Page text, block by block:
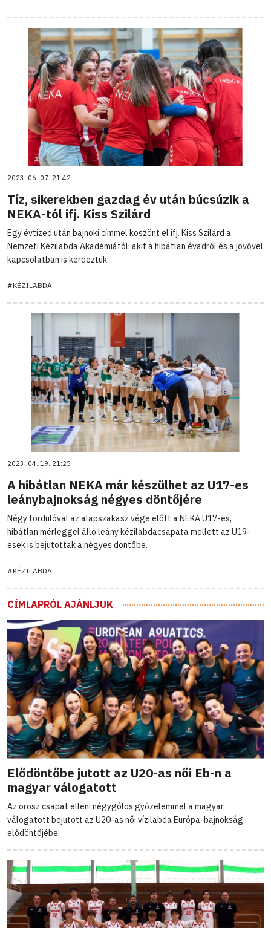
2023. 06. 07. 21:42
Tíz, sikerekben gazdag év után búcsúzik a
NEKA-tól ifj. Kiss Szilárd
Egy évtized után bajnoki címmel köszönt el ifj. Kiss Szilárd a
Nemzeti Kézilabda Akadémiától; akit a hibátlan évadról és a jövővel
kapcsolatban is kérdeztük.
#KÉZILABDA
2023. 04. 19. 21:25
A hibátlan NEKA már készülhet az U17-es
leánybajnokság négyes döntőjére
Négy fordulóval az alapszakasz vége előtt a NEKA U17-es,
hibátlan mérleggel álló leány kézilabdacsapata mellett az U19-
esek is bejutottak a négyes döntőbe.
#KÉZILABDA
CÍMLAPRÓL AJÁNLJUK
Elődöntőbe jutott az U20-as női Eb-n a
magyar válogatott
Az orosz csapat elleni négygólos győzelemmel a magyar
válogatott bejutott az U20-as női vízilabda Európa-bajnokság
elődöntőjébe.